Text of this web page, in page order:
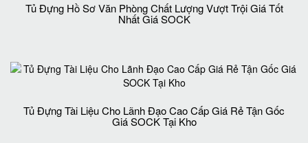
Tủ Đựng Hồ Sơ Văn Phòng Chất Lượng Vượt Trội Giá Tốt
Nhất Giá SOCK
Tủ Đựng Tài Liệu Cho Lãnh Đạo Cao Cấp Giá Rẻ Tận Gốc
Giá SOCK Tại Kho